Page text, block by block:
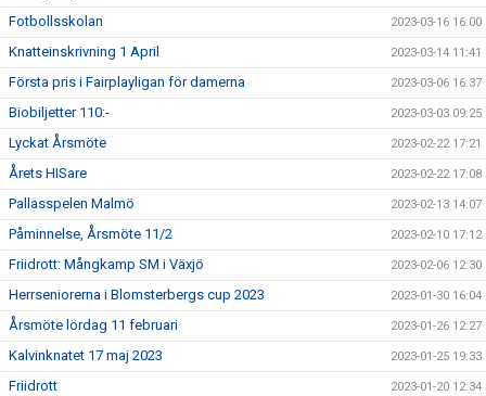
Fotbollsskolan 2023-03-16 16:00
Knatteinskrivning 1 April 2023-03-14 11:41
Första pris i Fairplayligan för damerna 2023-03-06 16:37
Biobiljetter 110:- 2023-03-03 09:25
Lyckat Årsmöte 2023-02-22 17:21
Årets HISare 2023-02-22 17:08
Pallasspelen Malmö 2023-02-13 14:07
Påminnelse, Årsmöte 11/2 2023-02-10 17:12
Friidrott: Mångkamp SM i Växjö 2023-02-06 12:30
Herrseniorerna i Blomsterbergs cup 2023 2023-01-30 16:04
Årsmöte lördag 11 februari 2023-01-26 12:27
Kalvinknatet 17 maj 2023 2023-01-25 19:33
Friidrott 2023-01-20 12:34